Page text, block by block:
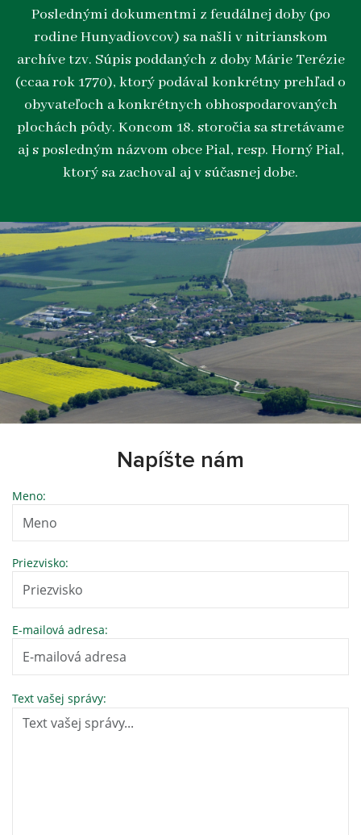
Poslednými dokumentmi z feudálnej doby (po
rodine Hunyadiovcov) sa našli v nitrianskom
archíve tzv. Súpis poddaných z doby Márie Terézie
(ccaa rok 1770), ktorý podával konkrétny prehľad o
obyvateľoch a konkrétnych obhospodarovaných
plochách pôdy. Koncom 18. storočia sa stretávame
aj s posledným názvom obce Pial, resp. Horný Pial,
ktorý sa zachoval aj v súčasnej dobe.
Napíšte nám
Meno:
Priezvisko:
E-mailová adresa:
Text vašej správy: